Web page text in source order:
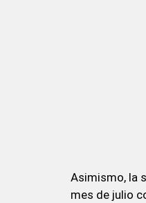
Asimismo, la
mes de julio